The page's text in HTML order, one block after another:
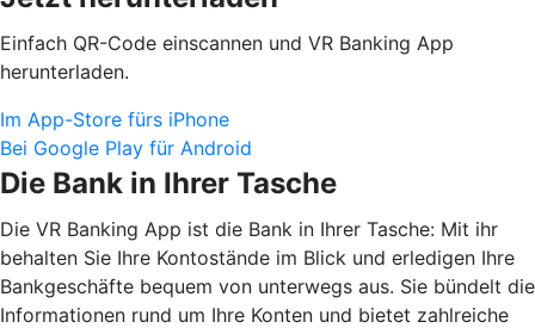
Einfach QR-Code einscannen und VR Banking App
herunterladen.
Im App-Store fürs iPhone
Bei Google Play für Android
Die Bank in Ihrer Tasche
Die VR Banking App ist die Bank in Ihrer Tasche: Mit ihr
behalten Sie Ihre Kontostände im Blick und erledigen Ihre
Bankgeschäfte bequem von unterwegs aus. Sie bündelt die
Informationen rund um Ihre Konten und bietet zahlreiche